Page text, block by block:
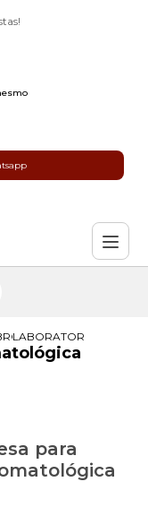
DE
LABORATORIO DE
para